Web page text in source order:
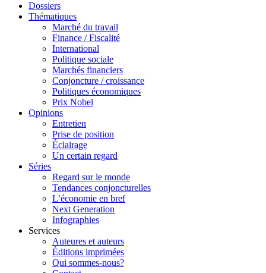
Dossiers
Thématiques
Marché du travail
Finance / Fiscalité
International
Politique sociale
Marchés financiers
Conjoncture / croissance
Politiques économiques
Prix Nobel
Opinions
Entretien
Prise de position
Éclairage
Un certain regard
Séries
Regard sur le monde
Tendances conjoncturelles
L’économie en bref
Next Generation
Infographies
Services
Auteures et auteurs
Éditions imprimées
Qui sommes-nous?